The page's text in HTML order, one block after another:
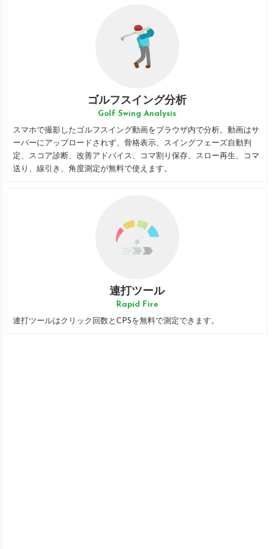
ゴルフスイング分析
Golf Swing Analysis
スマホで撮影したゴルフスイング動画をブラウザ内で分析。動画はサ
ーバーにアップロードされず、骨格表示、スイングフェーズ自動判
定、スコア診断、改善アドバイス、コマ割り保存、スロー再生、コマ
送り、線引き、角度測定が無料で使えます。
連打ツール
Rapid Fire
連打ツールはクリック回数とCPSを無料で測定できます。